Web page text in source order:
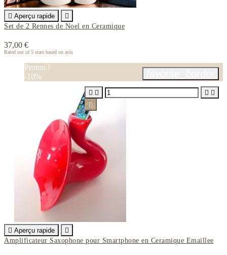
 Aperçu rapide

Set de 2 Rennes de Noel en Ceramique
37,00 €
Rated out of 5 stars based on avis
Promo !
-10%
 Aperçu rapide

Amplificateur Saxophone pour Smartphone en Ceramique Emaillee
   
